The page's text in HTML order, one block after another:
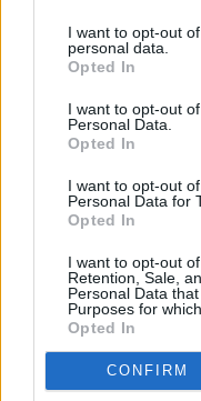
I want to opt-out
personal data.
Opted In
I want to opt-out
Personal Data.
Opted In
I want to opt-out
Personal Data for
Opted In
I want to opt-out
Retention, Sale,
Personal Data
Purposes for
Opted In
CONFIRM
Pet
Πίστη
ΕΛΛΑΔΑ
«Αν γίνει
Ρίχτερ»: Η
σεισμολόγων
Αλκυονίδες και